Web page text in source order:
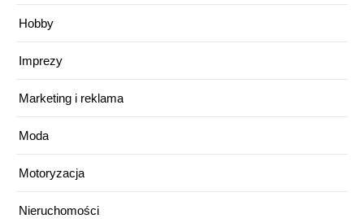
Hobby
Imprezy
Marketing i reklama
Moda
Motoryzacja
Nieruchomości